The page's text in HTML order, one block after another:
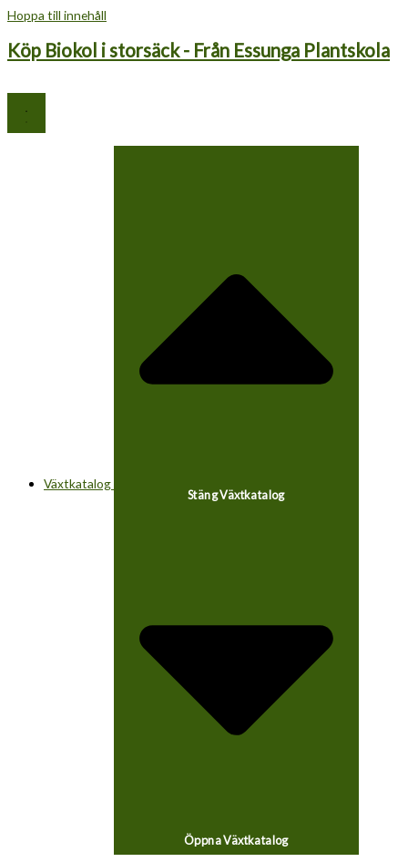
Hoppa till innehåll
Köp Biokol i storsäck - Från Essunga Plantskola
Växtkatalog
Stäng Växtkatalog
Öppna Växtkatalog